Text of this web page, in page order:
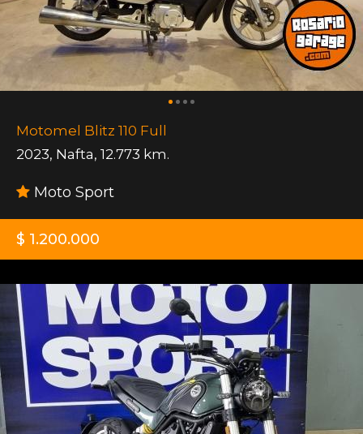
Motomel Blitz 110 Full
2023, Nafta, 12.773 km.
Moto Sport
$ 1.200.000